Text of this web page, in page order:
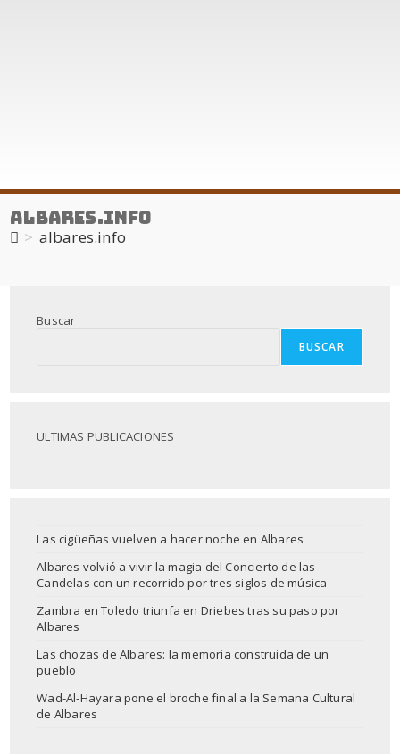
albares.info
> albares.info
Buscar
BUSCAR
ULTIMAS PUBLICACIONES
Las cigüeñas vuelven a hacer noche en Albares
Albares volvió a vivir la magia del Concierto de las
Candelas con un recorrido por tres siglos de música
Zambra en Toledo triunfa en Driebes tras su paso por
Albares
Las chozas de Albares: la memoria construida de un
pueblo
Wad-Al-Hayara pone el broche final a la Semana Cultural
de Albares